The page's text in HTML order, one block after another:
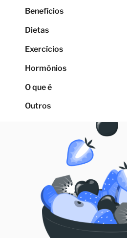
Benefícios
Dietas
Exercícios
Hormônios
O que é
Outros